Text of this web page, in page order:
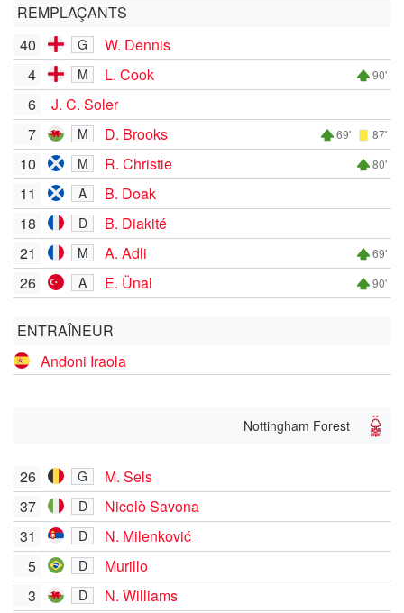
REMPLAÇANTS
40
G
W. Dennis
4
M L. Cook 90'
6
J. C. Soler
7
M D. Brooks 69' 87'
10 M R. Christie 80'
11 A
B. Doak
18
D
B. Diakité
21
M A. Adli 69'
26 A E. Ünal 90'
ENTRAÎNEUR
Andoni Iraola
Nottingham Forest
26 G
M. Sels
37
D
Nicolò Savona
31
D
N. Milenković
5
D
Murillo
3
D
N. Williams